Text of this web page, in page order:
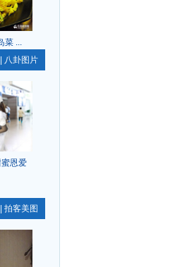
菜 ...
八卦图片
恩爱
拍客美图